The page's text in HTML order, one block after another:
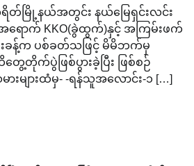
မြို့နယ်အတွင်း နယ်မြေရှင်းလင်း
ောက် KKO(ခွဲထွက်)နှင့် အကြမ်းဖက်
ဦးခန့်က ပစ်ခတ်သဖြင့် မိမိဘက်မှ
ေ့တိုက်ပွဲဖြစ်ပွားခဲ့ပြီး ဖြစ်စဉ်
းများထံမှ- -ရန်သူအလောင်း-၁ […]